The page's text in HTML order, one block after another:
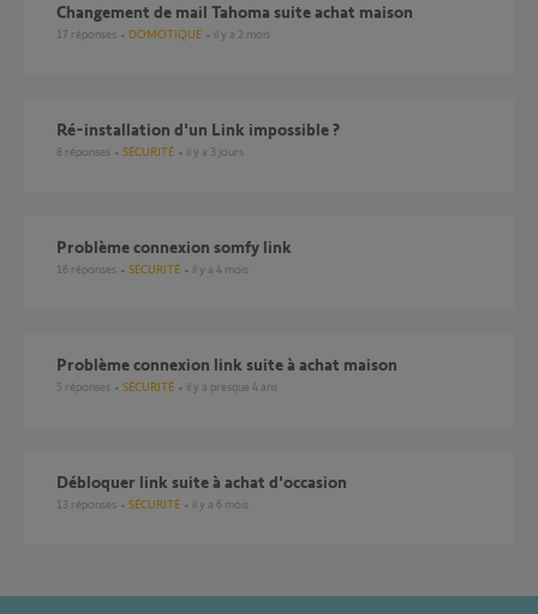
Changement de mail Tahoma suite achat maison
17 réponses DOMOTIQUE il y a 2 mois
ré-installation d'un Link impossible ?
8 réponses SÉCURITÉ il y a 3 jours
Problème connexion somfy link
16 réponses SÉCURITÉ il y a 4 mois
Problème connexion link suite à achat maison
5 réponses SÉCURITÉ il y a presque 4 ans
Débloquer link suite à achat d'occasion
13 réponses SÉCURITÉ il y a 6 mois